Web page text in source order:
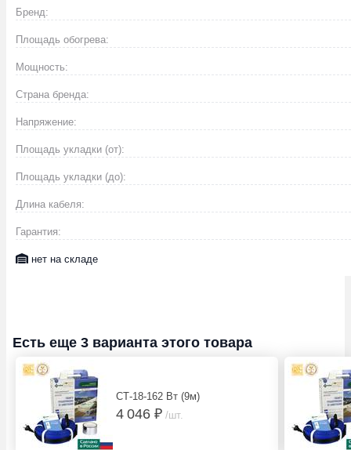
Бренд:
Площадь обогрева:
Мощность:
Страна бренда:
Напряжение:
Площадь укладки (от):
Площадь укладки (до):
Длина кабеля:
Гарантия:
нет на складе
Есть еще 3 варианта этого товара
СТ-18-162 Вт (9м)
4 046 ₽ /шт.